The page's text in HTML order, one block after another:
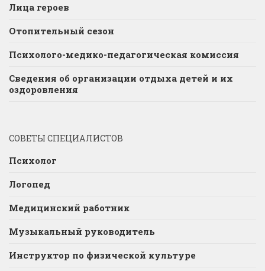
Лица героев
Отопительный сезон
Психолого-медико-педагогическая комиссия
Сведения об организации отдыха детей и их
оздоровления
СОВЕТЫ СПЕЦИАЛИСТОВ
Психолог
Логопед
Медицинский работник
Музыкальный руководитель
Инструктор по физической культуре